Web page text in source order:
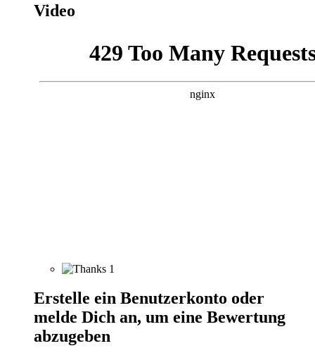
Video
1
Erstelle ein Benutzerkonto oder
melde Dich an, um eine Bewertung
abzugeben